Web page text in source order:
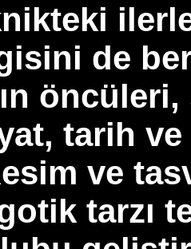
de
tarih
ve
tarzı